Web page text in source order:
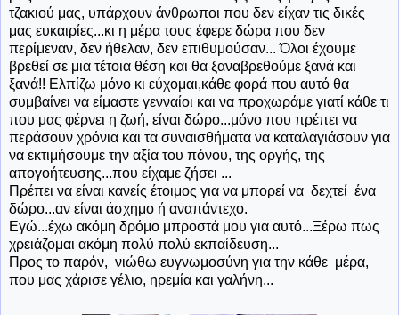
τζακιού μας, υπάρχουν άνθρωποι που δεν είχαν τις δικές
μας ευκαιρίες...κι η μέρα τους έφερε δώρα που δεν
περίμεναν, δεν ήθελαν, δεν επιθυμούσαν... Όλοι έχουμε
βρεθεί σε μια τέτοια θέση και θα ξαναβρεθούμε ξανά και
ξανά!! Ελπίζω μόνο κι εύχομαι,κάθε φορά που αυτό θα
συμβαίνει να είμαστε γενναίοι και να προχωράμε γιατί κάθε τι
που μας φέρνει η ζωή, είναι δώρο...μόνο που πρέπει να
περάσουν χρόνια και τα συναισθήματα να καταλαγιάσουν για
να εκτιμήσουμε την αξία του πόνου, της οργής, της
απογοήτευσης...που είχαμε ζήσει ...
Πρέπει να είναι κανείς έτοιμος για να μπορεί να δεχτεί ένα
δώρο...αν είναι άσχημο ή αναπάντεχο.
Εγώ...έχω ακόμη δρόμο μπροστά μου για αυτό...Ξέρω πως
χρειάζομαι ακόμη πολύ πολύ εκπαίδευση...
Προς το παρόν, νιώθω ευγνωμοσύνη για την κάθε μέρα,
που μας χάρισε γέλιο, ηρεμία και γαλήνη...